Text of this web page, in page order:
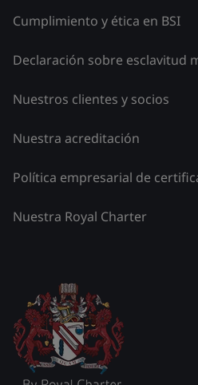
Cumplimiento y ética en BSI
Declaración sobre esclavitud
Nuestros clientes y socios
Nuestra acreditación
Política empresarial de
Nuestra Royal Charter